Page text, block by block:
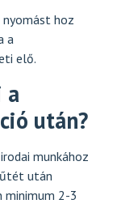
hoz
a
elő.
a
után?
munkához
után
minimum 2-3